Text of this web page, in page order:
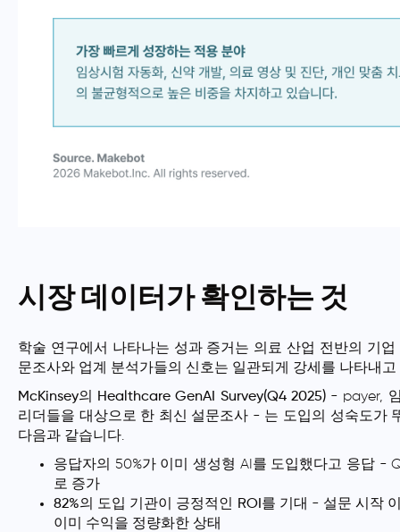
시장 데이터가 확인하는 것
학술 연구에서 나타나는 성과 증거는 의료 산업 전반의 기
문조사와 업계 분석가들의 신호는 일관되게 강세를 나타내고
McKinsey의 Healthcare GenAI Survey(Q4 2025)- payer, 임
리더들을 대상으로 한 최신 설문조사 - 는 도입의 성숙도가
다음과 같습니다.
응답자의 50%가 이미 생성형 AI를 도입했다고 응답 -
로 증가
82%의 도입 기관이 긍정적인 ROI를 기대 - 설문 시작
이미 수익을 정량화한 상태